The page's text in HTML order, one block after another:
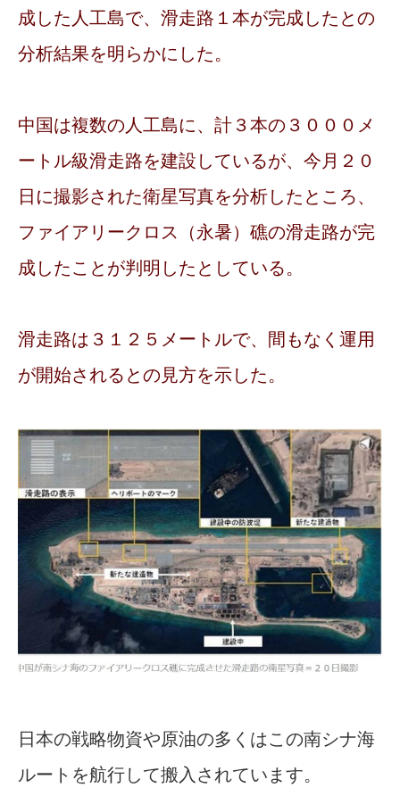
成した人工島で、滑走路１本が完成したとの
分析結果を明らかにした。
中国は複数の人工島に、計３本の３０００メ
ートル級滑走路を建設しているが、今月２０
日に撮影された衛星写真を分析したところ、
ファイアリークロス（永暑）礁の滑走路が完
成したことが判明したとしている。
滑走路は３１２５メートルで、間もなく運用
が開始されるとの見方を示した。
日本の戦略物資や原油の多くはこの南シナ海
ルートを航行して搬入されています。